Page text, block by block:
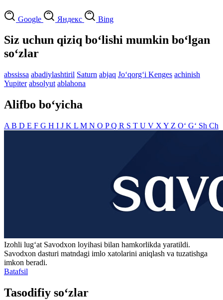
Google Яндекс Bing
Siz uchun qiziq bo‘lishi mumkin bo‘lgan
so‘zlar
abssissa abadiylashtiril Saturn abjaq Jo‘qorg‘i Kenges achinish
Yupiter absolyut ablahona
Alifbo bo‘yicha
A B D E F G H I J K L M N O PQ R S T U V X Y Z O‘ G‘ Sh Ch
Izohli lugʻat Savodxon loyihasi bilan hamkorlikda yaratildi.
Savodxon dasturi matndagi imlo xatolarini aniqlash va tuzatishga
imkon beradi.
Batafsil
Tasodifiy so‘zlar